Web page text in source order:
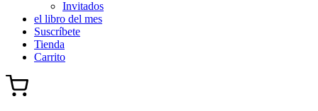
Invitados
el libro del mes
Suscríbete
Tienda
Carrito